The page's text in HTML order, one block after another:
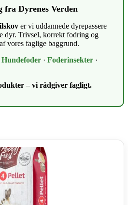
fra Dyrenes Verden
er vi uddannede dyrepassere
dyr. Trivsel, korrekt fodring og
vores faglige baggrund.
Hundefoder · Foderinsekter ·
– vi rådgiver fagligt.